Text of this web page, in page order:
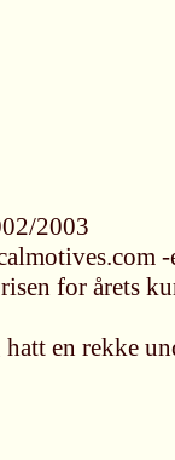
2003
for årets
en rekke